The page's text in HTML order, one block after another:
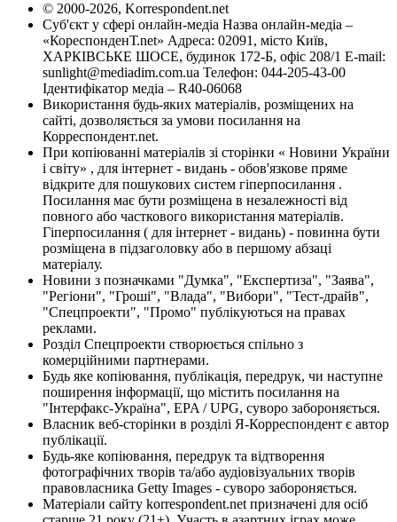
© 2000-2026, Korrespondent.net
Суб'єкт у сфері онлайн-медіа Назва онлайн-медіа –
«КореспонденТ.net» Адреса: 02091, місто Київ,
ХАРКІВСЬКЕ ШОСЕ, будинок 172-Б, офіс 208/1 E-mail:
sunlight@mediadim.com.ua Телефон: 044-205-43-00
Ідентифікатор медіа – R40-06068
Використання будь-яких матеріалів, розміщених на
сайті, дозволяється за умови посилання на
Корреспондент.net.
При копіюванні матеріалів зі сторінки « Новини України
і світу» , для інтернет - видань - обов'язкове пряме
відкрите для пошукових систем гіперпосилання .
Посилання має бути розміщена в незалежності від
повного або часткового використання матеріалів.
Гіперпосилання ( для інтернет - видань) - повинна бути
розміщена в підзаголовку або в першому абзаці
матеріалу.
Новини з позначками "Думка", "Експертиза", "Заява",
"Регіони", "Гроші", "Влада", "Вибори", "Тест-драйв",
"Спецпроекти", "Промо" публікуються на правах
реклами.
Розділ Спецпроекти створюється спільно з
комерційними партнерами.
Будь яке копіювання, публікація, передрук, чи наступне
поширення інформації, що містить посилання на
"Інтерфакс-Україна", EPA / UPG, суворо забороняється.
Власник веб-сторінки в розділі Я-Корреспондент є автор
публікації.
Будь-яке копіювання, передрук та відтворення
фотографічних творів та/або аудіовізуальних творів
правовласника Getty Images - суворо забороняється.
Матеріали сайту korrespondent.net призначені для осіб